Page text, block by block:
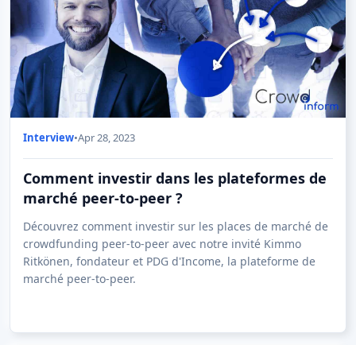
Interview•Apr 28, 2023
Comment investir dans les plateformes de
marché peer-to-peer ?
Découvrez comment investir sur les places de marché de
crowdfunding peer-to-peer avec notre invité Kimmo
Ritkönen, fondateur et PDG d'Income, la plateforme de
marché peer-to-peer.